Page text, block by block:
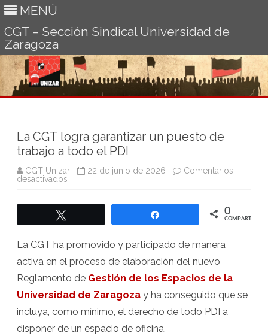
MENÚ
CGT – Sección Sindical Universidad de
Zaragoza
La CGT logra garantizar un puesto de
trabajo a todo el PDI
CGT Unizar 22 de junio de 2026
Comentarios
desactivados
logra
trabajo
todo
PDI
0
COMPARTIR
La CGT ha promovido y participado de manera
activa en el proceso de elaboración del nuevo
Reglamento de Gestión de los Espacios de la
Universidad de Zaragoza y ha conseguido que se
incluya, como mínimo, el derecho de todo PDI a
disponer de un espacio de oficina.